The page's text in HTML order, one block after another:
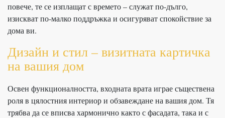
повече, те се изплащат с времето – служат по-дълго,
изискват по-малко поддръжка и осигуряват спокойствие за
дома ви.
Дизайн и стил – визитната картичка
на вашия дом
Освен функционалността, входната врата играе съществена
роля в цялостния интериор и обзавеждане на вашия дом. Тя
трябва да се вписва хармонично както с фасадата, така и с